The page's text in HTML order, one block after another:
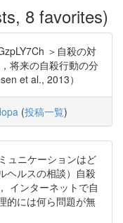
8 favorites)
＞自殺の対
将来の自殺行動の分
et al., 2013）
(投稿一覧)
ュニケーションはど
ヘルスの相談）自殺
インターネットで自
的には何ら問題が無